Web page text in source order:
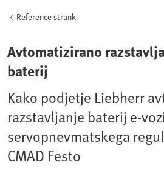
Reference strank
Avtomatizirano
baterij
Kako podjetje Liebherr
razstavljanje baterij e-
servopnevmatskega
CMAD Festo